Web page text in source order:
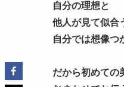
自分の理想と
他人が見て似合
自分では想像つ
だから初めての